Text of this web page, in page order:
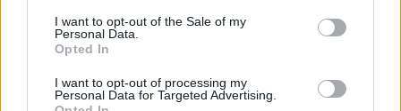
consent section.
I want to opt-out of the Sale of my
Personal Data.
Opted In
I want to opt-out of processing my
Personal Data for Targeted Advertising.
15:10: A szerelem foglyai
16:20: A mentalista (2. évad, ism.)
17:20: Fókusz
18:00: Híradó
18:55: 1 perc és nyersz!